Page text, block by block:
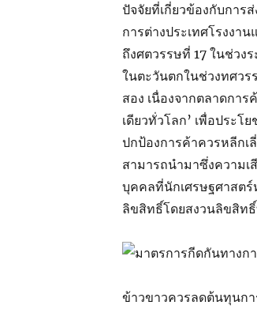
ปัจจัยที่เกี่ยวข้องกับการ
การต่างประเทศโรงงา
ถึงศตวรรษที่ 17 ในช่วง
ในตะวันตกในช่วงทศวร
สอง เนื่องจากตลาดการ
เดียวทั่วโลก’ เพื่อประ
ปกป้องการค้าควรหลีกเ
สามารถนำมาซึ่งความเ
บุคคลที่นักเศรษฐศาสตร์
ลิขสิทธิ์โดยสงวนลิขสิทธิ์
ข้าวขาวควรลดต้นทุนก